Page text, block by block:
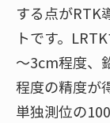
する点がRTK
トです。
～3cm程度、
程度の精度が
単独測位の